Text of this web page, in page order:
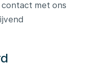
met ons